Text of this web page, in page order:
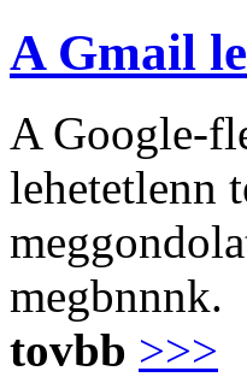
A Gmail
A Google-
lehetetlenn
megbnnnk.
tovbb >>>